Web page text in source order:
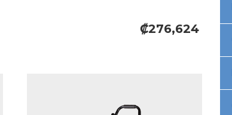
₡276,624